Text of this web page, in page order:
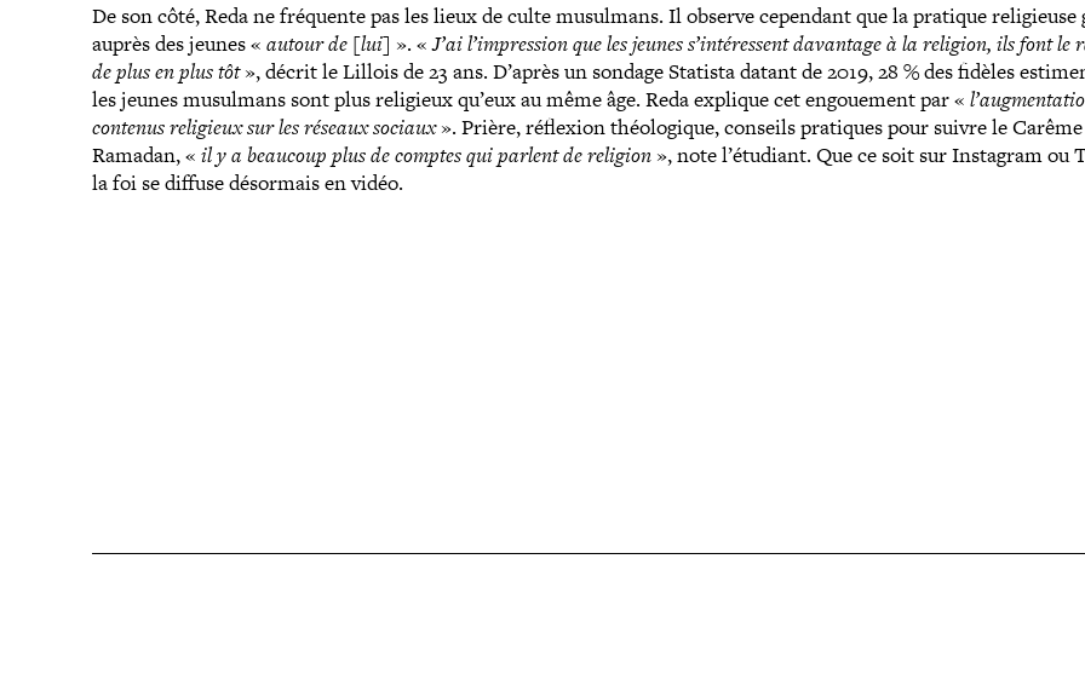
De son côté, Reda ne fréquente pas les lieux de culte musulmans. Il observe cependant que la pratique
auprès des jeunes « autour de [lui] ». «J’ai l’impression que les jeunes s’intéressent davantage à la religion, ils font le
de plus en plus tôt», décrit le Lillois de 23 ans. D’après un sondage Statista datant de 2019, 28 % des fidèles
les jeunes musulmans sont plus religieux qu’eux au même âge. Reda explique cet engoue­ment par «
contenus religieux sur les réseaux sociaux». Prière, réflexion théo­lo­gique, conseils pratiques pour suivre le
Ramadan, « il y a beaucoup plus de comptes qui parlent de religion », note l’étudiant. Que ce soit sur Instagram ou
la foi se diffuse désormais en vidéo.